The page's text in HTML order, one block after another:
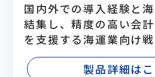
国内外での導入経験と
結集し、精度の高い会
を支援する海運業向け
製品詳細は